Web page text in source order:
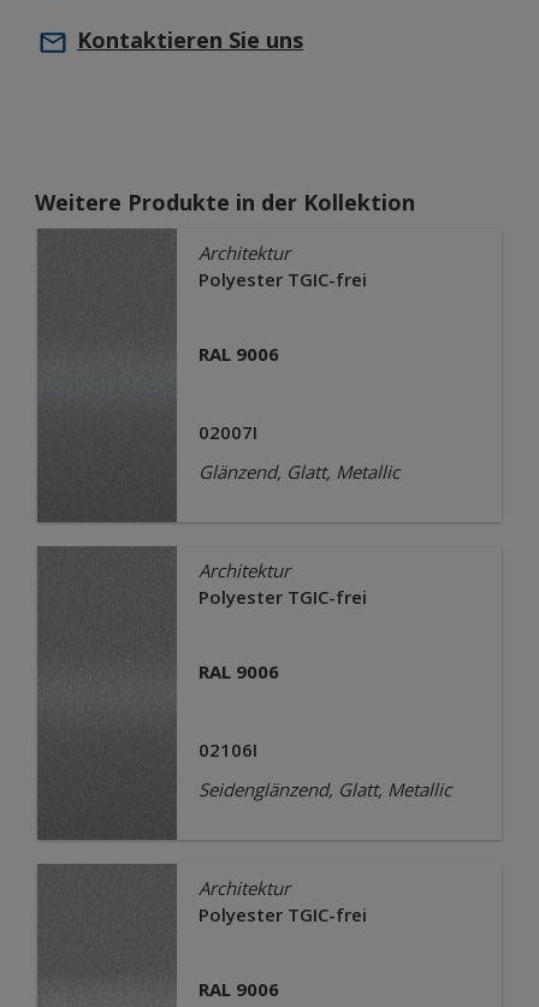
Kontaktieren Sie uns
Weitere Produkte in der Kollektion
Architektur
Polyester TGIC-frei
RAL 9006
02007I
Glänzend, Glatt, Metallic
Architektur
Polyester TGIC-frei
RAL 9006
02106I
Seidenglänzend, Glatt, Metallic
Architektur
Polyester TGIC-frei
RAL 9006